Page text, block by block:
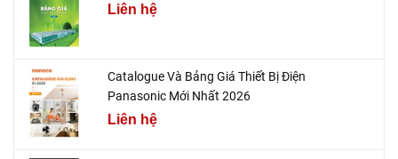
Liên hệ
Catalogue Và Bảng Giá Thiết Bị Điện
Panasonic Mới Nhất 2026
Liên hệ